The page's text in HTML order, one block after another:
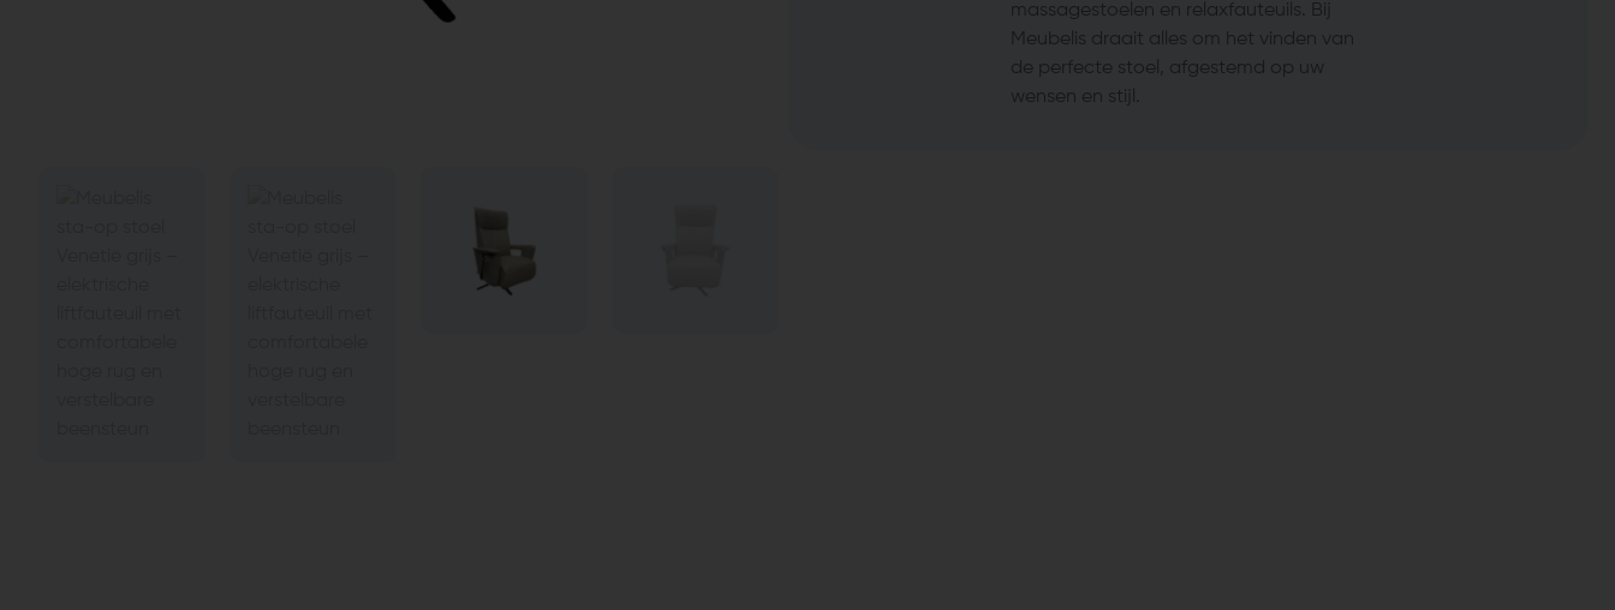
massagestoelen en relaxfauteuils. Bij
Meubelis draait alles om het vinden van
de perfecte stoel, afgestemd op uw
wensen en stijl.